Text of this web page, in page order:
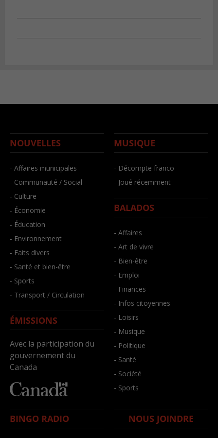
NOUVELLES
- Affaires municipales
- Communauté / Social
- Culture
- Économie
- Éducation
- Environnement
- Faits divers
- Santé et bien-être
- Sports
- Transport / Circulation
ÉMISSIONS
Avec la participation du
gouvernement du
Canada
MUSIQUE
- Décompte franco
- Joué récemment
BALADOS
- Affaires
- Art de vivre
- Bien-être
- Emploi
- Finances
- Infos citoyennes
- Loisirs
- Musique
- Politique
- Santé
- Société
- Sports
BINGO RADIO NOUS JOINDRE